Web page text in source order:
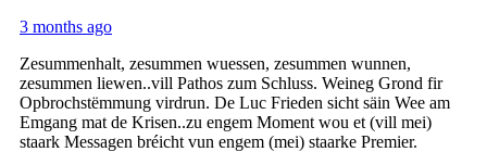
3 months ago
Zesummenhalt, zesummen wuessen, zesummen wunnen,
zesummen liewen..vill Pathos zum Schluss. Weineg Grond fir
Opbrochstëmmung virdrun. De Luc Frieden sicht säin Wee am
Emgang mat de Krisen..zu engem Moment wou et (vill mei)
staark Messagen bréicht vun engem (mei) staarke Premier.